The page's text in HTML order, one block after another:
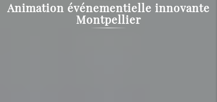
Animation événementielle innovante
Montpellier